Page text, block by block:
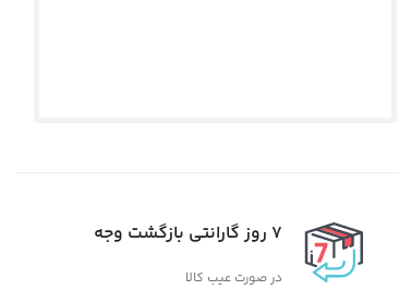
7 روز گارانتی بازگشت وجه
در صورت عیب کالا